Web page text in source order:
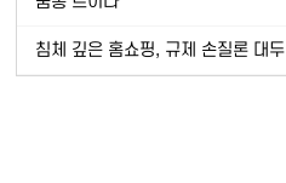
침체 깊은 홈쇼핑, 규제 손질론 대두